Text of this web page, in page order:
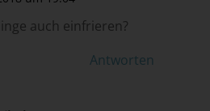
auch einfrieren?
Antworten